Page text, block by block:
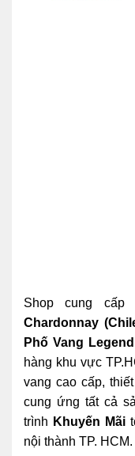
Shop cung cấp
Chardonnay
Phố Vang Legend
hàng khu vực
vang cao cấp,
cung ứng tất cả
trình Khuyến Mãi
nội thành TP. HCM.